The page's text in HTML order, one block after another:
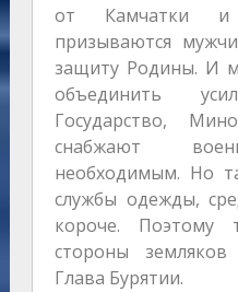
от Камчатки и
призываются
защиту Родины. И
объединить
Государство,
снабжают
необходимым. Но
службы одежды,
короче. Поэтому
стороны
Глава Бурятии.